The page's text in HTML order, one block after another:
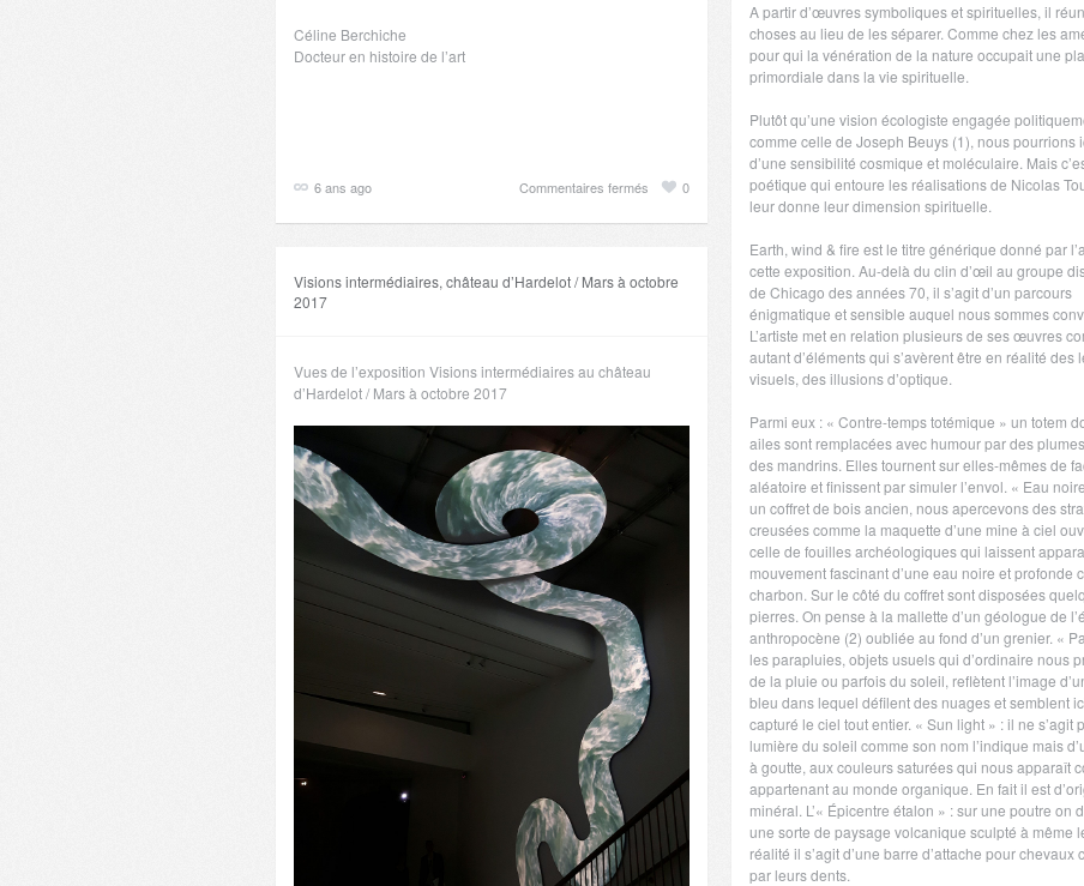
Céline Berchiche
Docteur en histoire de l’art
6 ans ago 0
Commentaires fermés sur
nues,
Tourte
A partir d’œuvres symboliques et spirituelles, il
choses au lieu de les séparer. Comme chez les
pour qui la vénération de la nature occupait une
primordiale dans la vie spirituelle.
Plutôt qu’une vision écologiste engagée
comme celle de Joseph Beuys (1), nous pourrions
d’une sensibilité cosmique et moléculaire. Mais
poétique qui entoure les réalisations de Nicolas
leur donne leur dimension spirituelle.
Earth, wind & fire est le titre générique donné par
cette exposition. Au-delà du clin d’œil au groupe
de Chicago des années 70, il s’agit d’un parcours
énigmatique et sensible auquel nous sommes
L’artiste met en relation plusieurs de ses œuvres
autant d’éléments qui s’avèrent être en réalité des
visuels, des illusions d’optique.
Parmi eux : « Contre-temps totémique » un totem
ailes sont remplacées avec humour par des
des mandrins. Elles tournent sur elles-mêmes de
aléatoire et finissent par simuler l’envol. « Eau
un coffret de bois ancien, nous apercevons des
creusées comme la maquette d’une mine à ciel
celle de fouilles archéologiques qui laissent
mouvement fascinant d’une eau noire et profonde
charbon. Sur le côté du coffret sont disposées
pierres. On pense à la mallette d’un géologue de
anthropocène (2) oubliée au fond d’un grenier. «
les parapluies, objets usuels qui d’ordinaire nous
de la pluie ou parfois du soleil, reflètent l’image
bleu dans lequel défilent des nuages et semblent
capturé le ciel tout entier. « Sun light » : il ne s’agit
lumière du soleil comme son nom l’indique mais
à goutte, aux couleurs saturées qui nous apparaît
appartenant au monde organique. En fait il est
minéral. L’« Épicentre étalon » : sur une poutre on
une sorte de paysage volcanique sculpté à même
réalité il s’agit d’une barre d’attache pour chevaux
par leurs dents.
Visions intermédiaires, château d’Hardelot / Mars à octobre
2017
Vues de l’exposition Visions intermédiaires au château
d’Hardelot / Mars à octobre 2017